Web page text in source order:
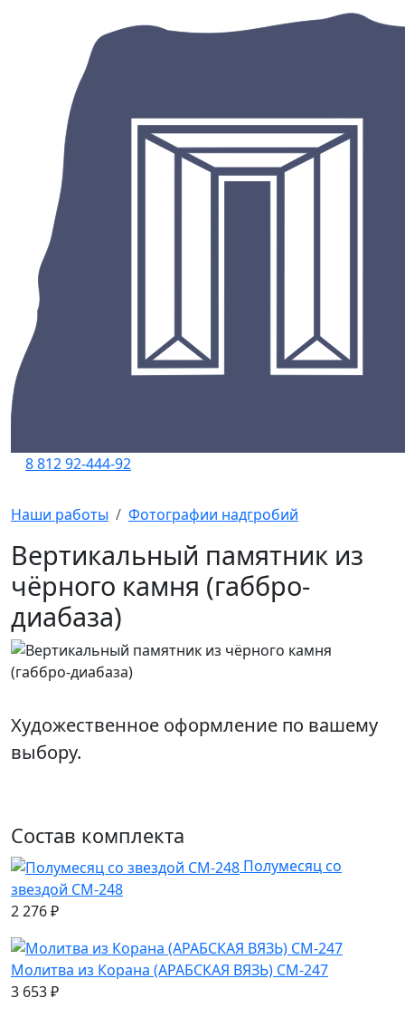
8 812 92-444-92
Наши работы Фотографии надгробий
Вертикальный памятник из
чёрного камня (габбро-
диабаза)
Художественное оформление по вашему
выбору.
Состав комплекта
Полумесяц со
звездой СМ-248
2 276₽
Молитва из Корана (АРАБСКАЯ ВЯЗЬ) СМ-247
3 653₽